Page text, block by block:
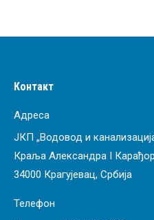
Контакт
Адреса
ЈКП „Водовод и
Краља Александра I
34000 Крагујевац, Србија
Телефон